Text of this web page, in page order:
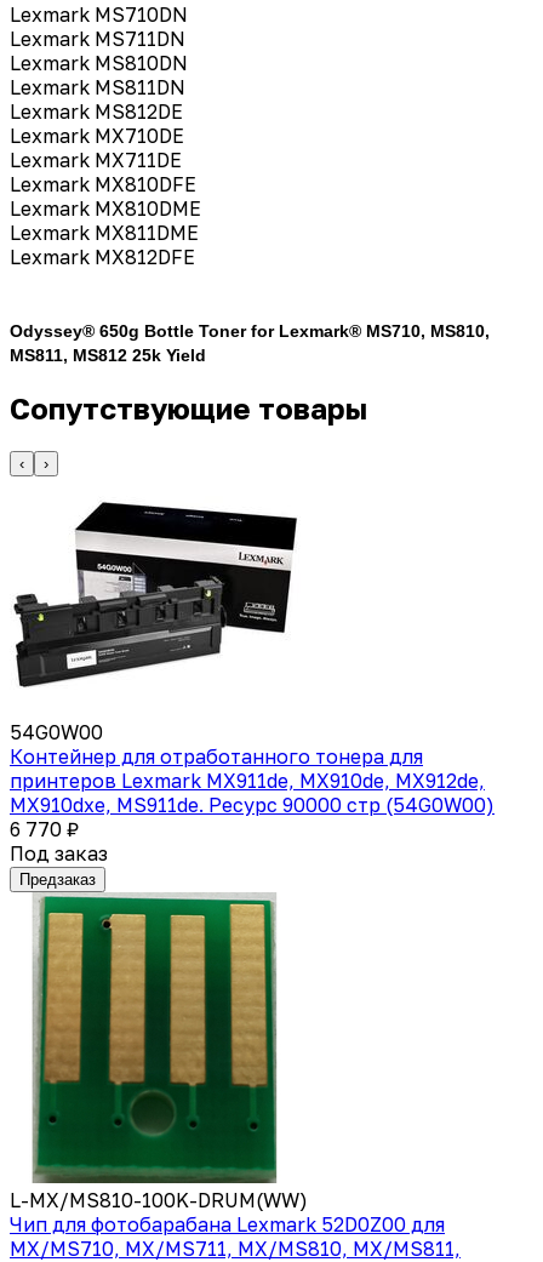
Lexmark MS710DN
Lexmark MS711DN
Lexmark MS810DN
Lexmark MS811DN
Lexmark MS812DE
Lexmark MX710DE
Lexmark MX711DE
Lexmark MX810DFE
Lexmark MX810DME
Lexmark MX811DME
Lexmark MX812DFE
Odyssey® 650g Bottle Toner for Lexmark® MS710, MS810,
MS811, MS812 25k Yield
Сопутствующие товары
‹ ›
54G0W00
Контейнер для отработанного тонера для
принтеров Lexmark MX911de, MX910de, MX912de,
MX910dxe, MS911de. Ресурс 90000 стр (54G0W00)
6 770 ₽
Под заказ
Предзаказ
L-MX/MS810-100K-DRUM(WW)
Чип для фотобарабана Lexmark 52D0Z00 для
MX/MS710, MX/MS711, MX/MS810, MX/MS811,